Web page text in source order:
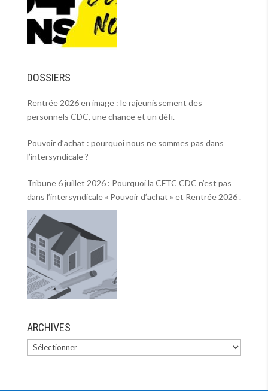
DOSSIERS
Rentrée 2026 en image : le rajeunissement des
personnels CDC, une chance et un défi.
Pouvoir d’achat : pourquoi nous ne sommes pas dans
l’intersyndicale ?
Tribune 6 juillet 2026 : Pourquoi la CFTC CDC n’est pas
dans l’intersyndicale « Pouvoir d’achat » et Rentrée 2026 .
ARCHIVES